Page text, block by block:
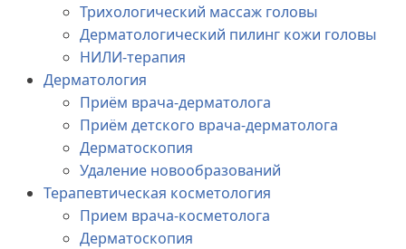
Трихологический массаж головы
Дерматологический пилинг кожи головы
НИЛИ-терапия
Дерматология
Приём врача-дерматолога
Приём детского врача-дерматолога
Дерматоскопия
Удаление новообразований
Терапевтическая косметология
Прием врача-косметолога
Дерматоскопия